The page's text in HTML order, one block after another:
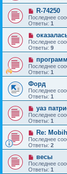
R-74250
Последнее
Ответы: 1
Последнее
Ответы: 9
Последнее
Ответы: 1
Форд
Последнее
Ответы: 1
уаз
Последнее
Ответы: 1
Re:
Последнее
Ответы: 2
весы
Последнее
Ответы: 1